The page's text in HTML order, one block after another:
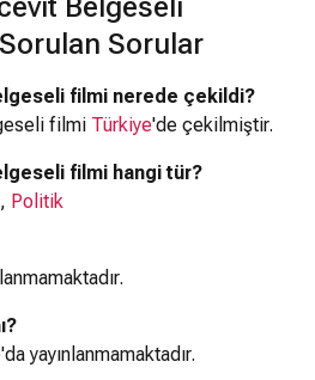
Belgeseli
Sorular
filmi nerede çekildi?
filmi Türkiye'de çekilmiştir.
filmi hangi tür?
, Politik
yayınlanmamaktadır.